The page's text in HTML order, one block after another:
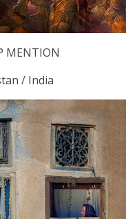
MENTION
/ India